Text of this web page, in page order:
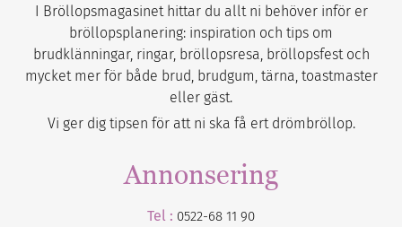
I Bröllopsmagasinet hittar du allt ni behöver inför er
bröllopsplanering: inspiration och tips om
brudklänningar, ringar, bröllopsresa, bröllopsfest och
mycket mer för både brud, brudgum, tärna, toastmaster
eller gäst.
Vi ger dig tipsen för att ni ska få ert drömbröllop.
Annonsering
Tel : 0522-68 11 90